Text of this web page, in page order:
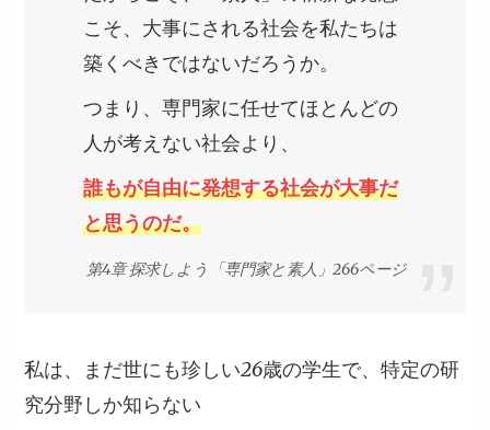
こそ、大事にされる社会を私たちは
築くべきではないだろうか。
つまり、専門家に任せてほとんどの
人が考えない社会より、
誰もが自由に発想する社会が大事だ
と思うのだ。
第4章 探求しよう「専門家と素人」266ページ
私は、まだ世にも珍しい26歳の学生で、特定の研
究分野しか知らない